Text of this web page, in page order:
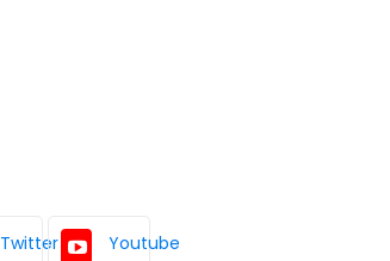
Twitter Youtube